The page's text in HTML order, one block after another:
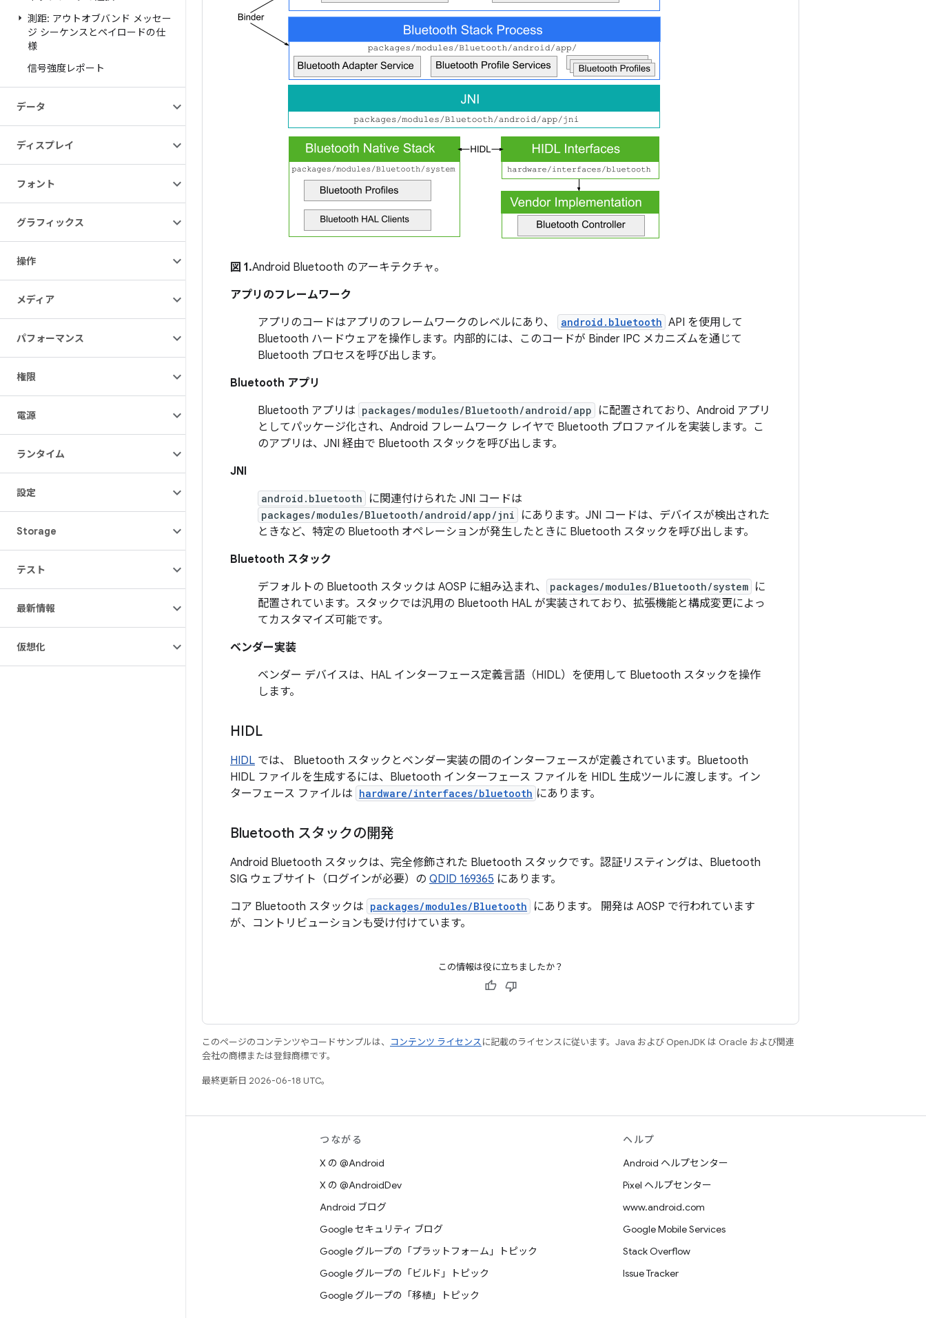
測距: アウトオブバンド メッセー
ジ シーケンスとペイロードの仕
様
信号強度レポート
データ
ディスプレイ
フォント
グラフィックス
操作
メディア
パフォーマンス
権限
電源
ランタイム
設定
Storage
テスト
最新情報
仮想化
図 1.Android Bluetooth のアーキテクチャ。
アプリのフレームワーク
アプリのコードはアプリのフレームワークのレベルにあり、
android.bluetooth API を使用して
Bluetooth ハードウェアを操作します。内部的には、このコードが Binder IPC メカニズムを通じて
Bluetooth プロセスを呼び出します。
Bluetooth アプリ
Bluetooth アプリは packages/modules/Bluetooth/android/app
に配置されており、Android アプリ
としてパッケージ化され、Android フレームワーク レイヤで Bluetooth プロファイルを実装します。こ
のアプリは、JNI 経由で Bluetooth スタックを呼び出します。
JNI
android.bluetooth に関連付けられた JNI コードは
packages/modules/Bluetooth/android/app/jni
にあります。JNI コードは、デバイスが検出された
ときなど、特定の Bluetooth オペレーションが発生したときに Bluetooth スタックを呼び出します。
Bluetooth スタック
デフォルトの Bluetooth スタックは AOSP に組み込まれ、
packages/modules/Bluetooth/system に
配置されています。スタックでは汎用の Bluetooth HAL が実装されており、拡張機能と構成変更によっ
てカスタマイズ可能です。
ベンダー実装
ベンダー デバイスは、HAL インターフェース定義言語（HIDL）を使用して Bluetooth スタックを操作
します。
HIDL
HIDL では、 Bluetooth スタックとベンダー実装の間のインターフェースが定義されています。Bluetooth
HIDL ファイルを生成するには、Bluetooth インターフェース ファイルを HIDL 生成ツールに渡します。イン
ターフェース ファイルは hardware/interfaces/bluetooth にあります。
Bluetooth スタックの開発
Android Bluetooth スタックは、完全修飾された Bluetooth スタックです。認証リスティングは、Bluetooth
SIG ウェブサイト（ログインが必要）の QDID 169365 にあります。
コア Bluetooth スタックは packages/modules/Bluetooth
にあります。 開発は AOSP で行われています
が、コントリビューションも受け付けています。
この情報は役に立ちましたか？
このページのコンテンツやコードサンプルは、 コンテンツ ライセンスに記載のライセンスに従います。Java および OpenJDK は Oracle および関連
会社の商標または登録商標です。
最終更新日 2026-06-18 UTC。
つながる
X の @Android
X の @AndroidDev
Android ブログ
Google セキュリティ ブログ
Google グループの「プラットフォーム」トピック
Google グループの「ビルド」トピック
Google グループの「移植」トピック
ヘルプ
Android ヘルプセンター
Pixel ヘルプセンター
www.android.com
Google Mobile Services
Stack Overflow
Issue Tracker